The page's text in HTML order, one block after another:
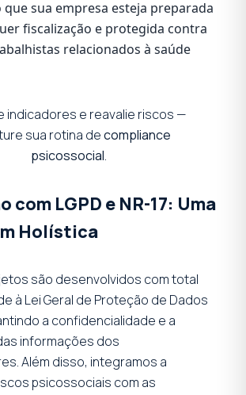
sua empresa esteja preparada
fiscalização e protegida contra
relacionados à saúde
indicadores e reavalie riscos —
sua rotina decompliance
psicossocial.
com LGPD e NR-17: Uma
Holística
são desenvolvidos com total
à Lei Geral de Proteção de Dados
a confidencialidade e a
informações dos
Além disso, integramos a
psicossociais com as